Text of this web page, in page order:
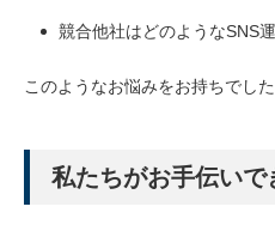
競合他社はどのようなSNS
このようなお悩みをお持ちでし
私たちがお手伝いで